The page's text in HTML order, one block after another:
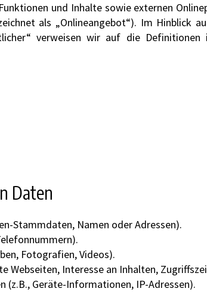
und Inhalte sowie externen
als „Onlineangebot“). Im Hinblick
verweisen wir auf die
Daten
Stammdaten, Namen oder Adressen).
Fotografien, Videos).
Webseiten, Interesse an Inhalten,
Geräte-Informationen, IP-Adressen).